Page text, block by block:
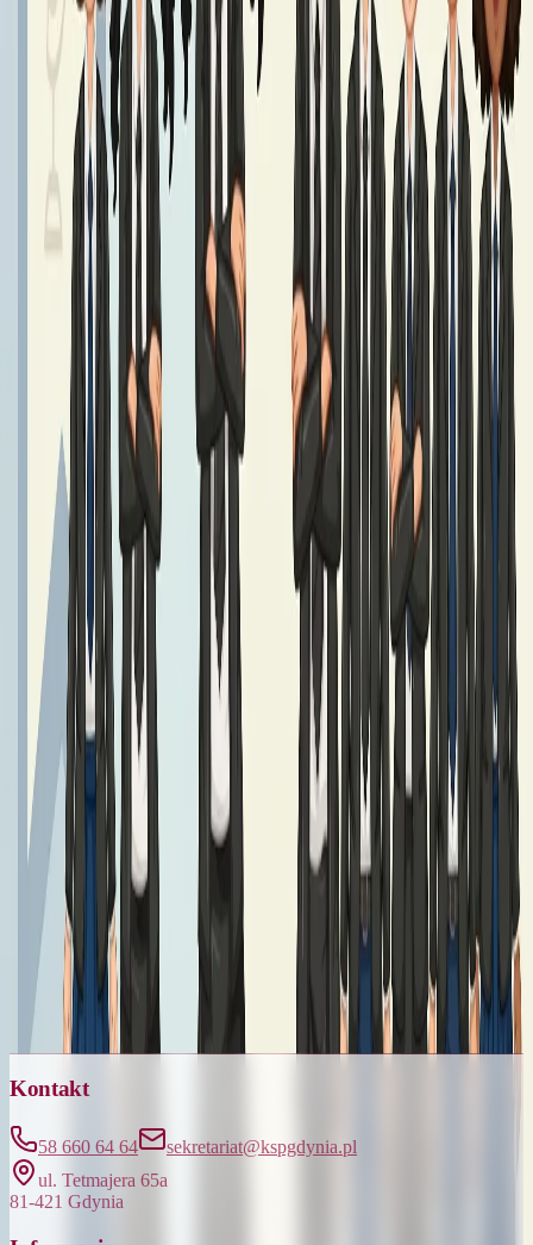
Podręczniki klasa 7 - Rok Szkolny 2026/2027
Podręczniki klasy 7
Czytaj dalej
Kontakt
58 660 64 64
sekretariat@kspgdynia.pl
ul. Tetmajera 65a
81-421 Gdynia